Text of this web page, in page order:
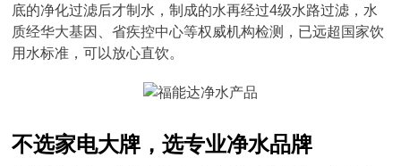
底的净化过滤后才制水，制成的水再经过4级水路过滤，水
质经华大基因、省疾控中心等权威机构检测，已远超国家饮
用水标准，可以放心直饮。
不选家电大牌，选专业净水品牌